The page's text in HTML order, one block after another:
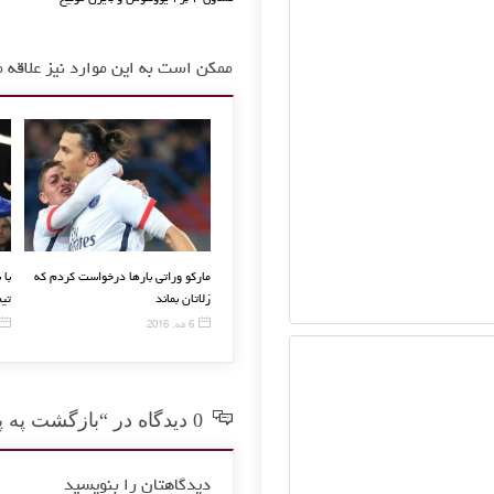
ممکن است به این موارد نیز علاقه
مارکو
زلاتان
تکذیب مذاکرات یونایتد با مورینیو
3 دسامبر, 2015
دیدگاهتان را بنویسید